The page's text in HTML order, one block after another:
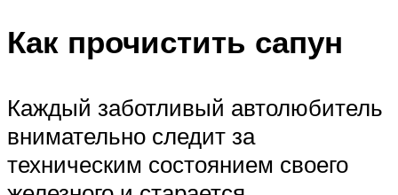
Как прочистить сапун
Каждый заботливый автолюбитель
внимательно следит за
техническим состоянием своего